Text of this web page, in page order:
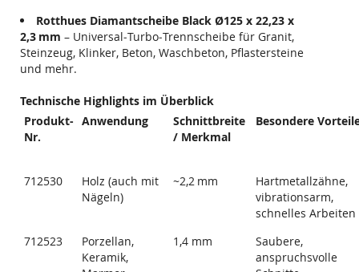
Rotthues Diamantscheibe Black Ø125 x 22,23 x
2,3 mm – Universal‑Turbo‑Trennscheibe für Granit,
Steinzeug, Klinker, Beton, Waschbeton, Pflastersteine
und mehr.
Technische Highlights im Überblick
Produkt-
Nr.
Anwendung
Schnittbreite
/ Merkmal
Besondere
712530
Holz (auch mit
Nägeln)
~2,2 mm
Hartmetallzähne,
vibrationsarm,
schnelles Arbeiten
712523
Porzellan,
Keramik,
1,4 mm
Saubere,
anspruchsvolle